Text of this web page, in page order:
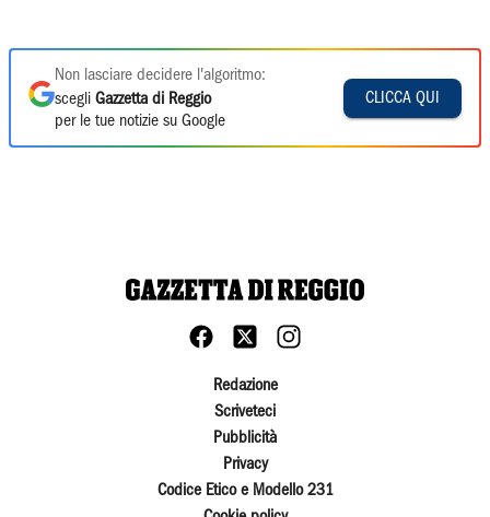
Non lasciare decidere l'algoritmo:
scegli Gazzetta di Reggio
per le tue notizie su Google
CLICCA QUI
Redazione
Scriveteci
Pubblicità
Privacy
Codice Etico e Modello 231